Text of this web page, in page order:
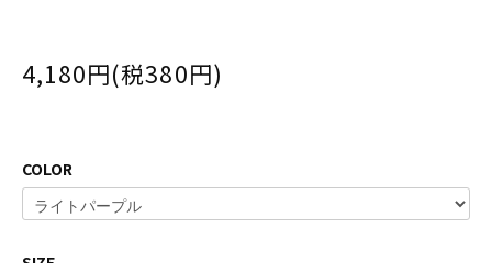
4,180円(税380円)
COLOR